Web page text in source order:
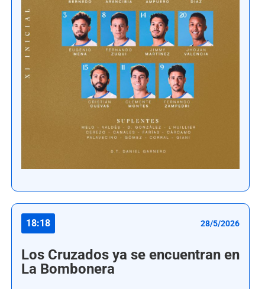
18:18 28/5/2026
Los Cruzados ya se encuentran en
La Bombonera